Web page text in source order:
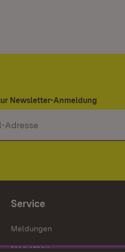
Newsletter-Anmeldung
Service
Meldungen
Mediathek